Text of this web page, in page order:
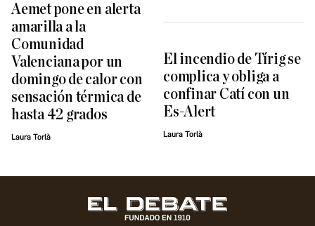
Aemet pone en alerta
amarilla a la
Comunidad
Valenciana por un
domingo de calor con
sensación térmica de
hasta 42 grados
Laura Torlà
El incendio de Tírig se
complica y obliga a
confinar Catí con un
Es-Alert
Laura Torlà